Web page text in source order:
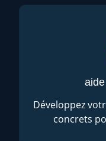
Développez
concrets